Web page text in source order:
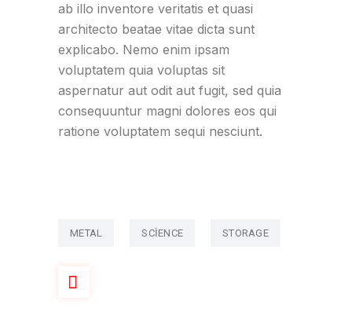
ab illo inventore veritatis et quasi
architecto beatae vitae dicta sunt
explicabo. Nemo enim ipsam
voluptatem quia voluptas sit
aspernatur aut odit aut fugit, sed quia
consequuntur magni dolores eos qui
ratione voluptatem sequi nesciunt.
METAL SCIENCE STORAGE